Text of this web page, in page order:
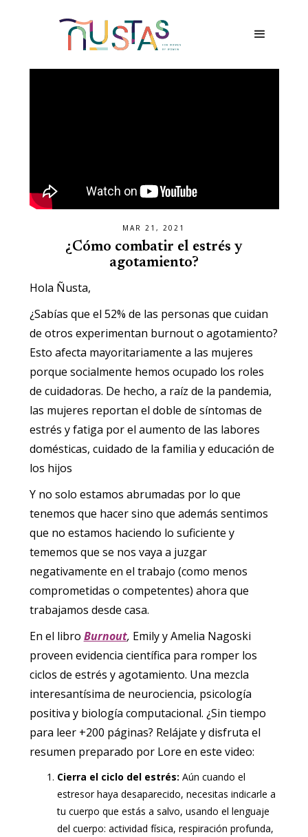
MAR 21, 2021
¿Cómo combatir el estrés y
agotamiento?
Hola Ñusta,
¿Sabías que el 52% de las personas que cuidan
de otros experimentan burnout o agotamiento?
Esto afecta mayoritariamente a las mujeres
porque socialmente hemos ocupado los roles
de cuidadoras. De hecho, a raíz de la pandemia,
las mujeres reportan el doble de síntomas de
estrés y fatiga por el aumento de las labores
domésticas, cuidado de la familia y educación de
los hijos
Y no solo estamos abrumadas por lo que
tenemos que hacer sino que además sentimos
que no estamos haciendo lo suficiente y
tememos que se nos vaya a juzgar
negativamente en el trabajo (como menos
comprometidas o competentes) ahora que
trabajamos desde casa.
En el libro Burnout, Emily y Amelia Nagoski
proveen evidencia científica para romper los
ciclos de estrés y agotamiento. Una mezcla
interesantísima de neurociencia, psicología
positiva y biología computacional. ¿Sin tiempo
para leer +200 páginas? Relájate y disfruta el
resumen preparado por Lore en este video:
Cierra el ciclo del estrés: Aún cuando el
estresor haya desaparecido, necesitas indicarle a
tu cuerpo que estás a salvo, usando el lenguaje
del cuerpo: actividad física, respiración profunda,